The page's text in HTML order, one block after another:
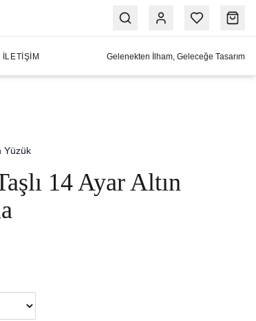
İLETIŞIM Gelenekten İlham, Geleceğe Tasarım
Yüzük
14 Ayar Altın